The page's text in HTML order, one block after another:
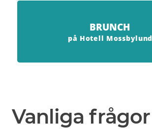
BRUNCH
på Hotell Mossbylund
Vanliga frågor